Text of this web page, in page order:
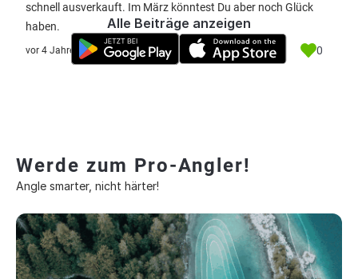
schnell ausverkauft. Im März könntest Du aber noch Glück
haben.
vor 4 Jahre 0
Alle Beiträge anzeigen
Werde zum Pro-Angler!
Angle smarter, nicht härter!